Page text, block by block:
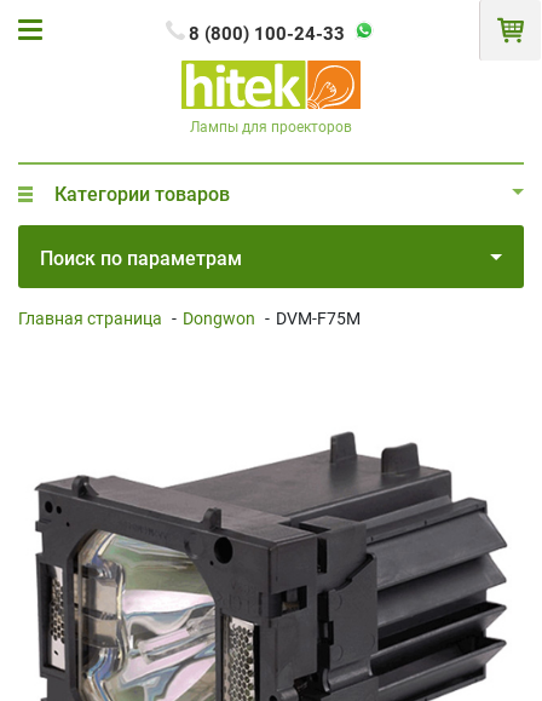
8 (800) 100-24-33
Лампы для проекторов
Категории товаров
Поиск по параметрам
Главная страница - Dongwon - DVM-F75M